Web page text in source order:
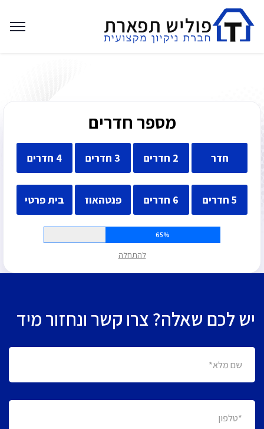
מספר חדרים
חדר 2 חדרים 3 חדרים 4 חדרים
5 חדרים 6 חדרים פנטהאוז בית פרטי
65%
להתחלה
יש לכם שאלה? צרו קשר ונחזור מיד